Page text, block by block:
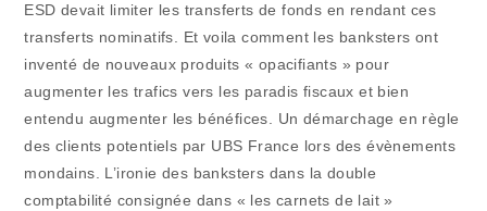
ESD devait limiter les transferts de fonds en rendant ces
transferts nominatifs. Et voila comment les banksters ont
inventé de nouveaux produits « opacifiants » pour
augmenter les trafics vers les paradis fiscaux et bien
entendu augmenter les bénéfices. Un démarchage en règle
des clients potentiels par UBS France lors des évènements
mondains. L’ironie des banksters dans la double
comptabilité consignée dans « les carnets de lait »